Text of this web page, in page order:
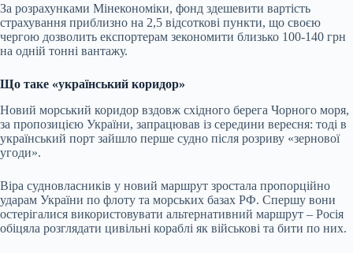
За розрахунками Мінекономіки, фонд здешевити вартість
страхування приблизно на 2,5 відсоткові пункти, що своєю
чергою дозволить експортерам зекономити близько 100-140 грн
на одній тонні вантажу.
Що таке «український коридор»
Новий морський коридор вздовж східного берега Чорного моря,
за пропозицією України, запрацював із середини вересня: тоді в
український порт зайшло перше судно після розриву «зернової
угоди».
Віра судновласників у новий маршрут зростала пропорційно
ударам України по флоту та морських базах РФ. Спершу вони
остерігалися використовувати альтернативний маршрут – Росія
обіцяла розглядати цивільні кораблі як військові та бити по них.